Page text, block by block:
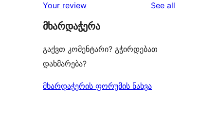
Your review See all
მხარდაჭერა
გაქვთ კომენტარი? გჭირდებათ
დახმარება?
მხარდაჭერის ფორუმის ნახვა